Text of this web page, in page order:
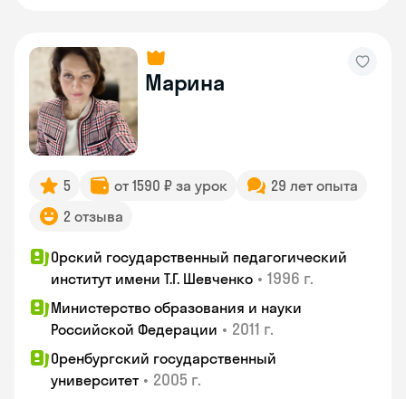
Марина
5 от 1590 ₽ за урок
29 лет опыта
2 отзыва
Орский государственный педагогический
институт имени Т.Г. Шевченко • 1996 г.
Министерство образования и науки
Российской Федерации • 2011 г.
Оренбургский государственный
университет • 2005 г.